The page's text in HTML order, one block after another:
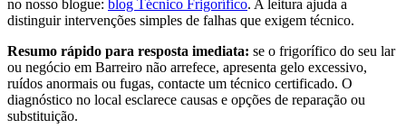
no nosso blogue: blog Técnico Frigorífico. A leitura ajuda a
distinguir intervenções simples de falhas que exigem técnico.
Resumo rápido para resposta imediata: se o frigorífico do seu lar
ou negócio em Barreiro não arrefece, apresenta gelo excessivo,
ruídos anormais ou fugas, contacte um técnico certificado. O
diagnóstico no local esclarece causas e opções de reparação ou
substituição.